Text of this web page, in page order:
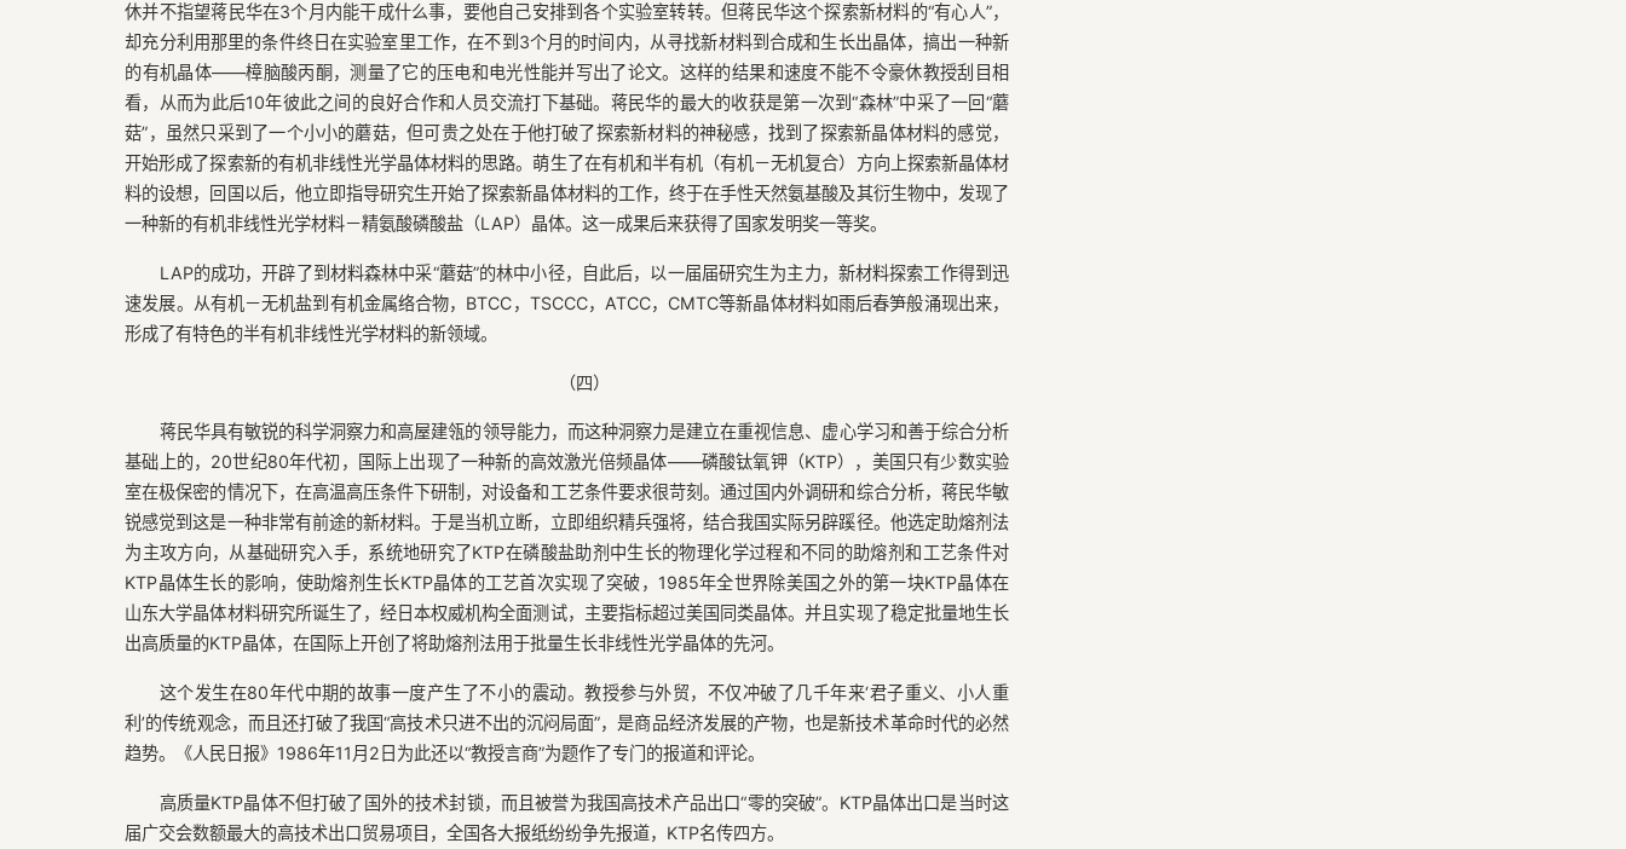
休并不指望蒋民华在3个月内能干成什么事，要他自己安排到各个实验室转转。但蒋民华这个探索新材料的“有心人”，
却充分利用那里的条件终日在实验室里工作，在不到3个月的时间内，从寻找新材料到合成和生长出晶体，搞出一种新
的有机晶体——樟脑酸丙酮，测量了它的压电和电光性能并写出了论文。这样的结果和速度不能不令豪休教授刮目相
看，从而为此后10年彼此之间的良好合作和人员交流打下基础。蒋民华的最大的收获是第一次到“森林”中采了一回“蘑
菇”，虽然只采到了一个小小的蘑菇，但可贵之处在于他打破了探索新材料的神秘感，找到了探索新晶体材料的感觉，
开始形成了探索新的有机非线性光学晶体材料的思路。萌生了在有机和半有机（有机－无机复合）方向上探索新晶体材
料的设想，回国以后，他立即指导研究生开始了探索新晶体材料的工作，终于在手性天然氨基酸及其衍生物中，发现了
一种新的有机非线性光学材料－精氨酸磷酸盐（LAP）晶体。这一成果后来获得了国家发明奖一等奖。
LAP的成功，开辟了到材料森林中采“蘑菇”的林中小径，自此后，以一届届研究生为主力，新材料探索工作得到迅
速发展。从有机－无机盐到有机金属络合物，BTCC，TSCCC，ATCC，CMTC等新晶体材料如雨后春笋般涌现出来，
形成了有特色的半有机非线性光学材料的新领域。
（四）
蒋民华具有敏锐的科学洞察力和高屋建瓴的领导能力，而这种洞察力是建立在重视信息、虚心学习和善于综合分析
基础上的，20世纪80年代初，国际上出现了一种新的高效激光倍频晶体——磷酸钛氧钾（KTP），美国只有少数实验
室在极保密的情况下，在高温高压条件下研制，对设备和工艺条件要求很苛刻。通过国内外调研和综合分析，蒋民华敏
锐感觉到这是一种非常有前途的新材料。于是当机立断，立即组织精兵强将，结合我国实际另辟蹊径。他选定助熔剂法
为主攻方向，从基础研究入手，系统地研究了KTP在磷酸盐助剂中生长的物理化学过程和不同的助熔剂和工艺条件对
KTP晶体生长的影响，使助熔剂生长KTP晶体的工艺首次实现了突破，1985年全世界除美国之外的第一块KTP晶体在
山东大学晶体材料研究所诞生了，经日本权威机构全面测试，主要指标超过美国同类晶体。并且实现了稳定批量地生长
出高质量的KTP晶体，在国际上开创了将助熔剂法用于批量生长非线性光学晶体的先河。
这个发生在80年代中期的故事一度产生了不小的震动。教授参与外贸，不仅冲破了几千年来‘君子重义、小人重
利’的传统观念，而且还打破了我国“高技术只进不出的沉闷局面”，是商品经济发展的产物，也是新技术革命时代的必然
趋势。《人民日报》1986年11月2日为此还以“教授言商”为题作了专门的报道和评论。
高质量KTP晶体不但打破了国外的技术封锁，而且被誉为我国高技术产品出口“零的突破”。KTP晶体出口是当时这
届广交会数额最大的高技术出口贸易项目，全国各大报纸纷纷争先报道，KTP名传四方。